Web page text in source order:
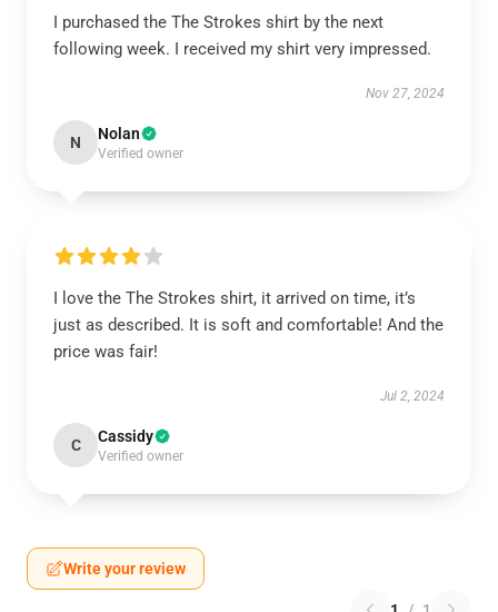
I purchased the The Strokes shirt by the next
following week. I received my shirt very impressed.
Nov 27, 2024
N Nolan
Verified owner
I love the The Strokes shirt, it arrived on time, it’s
just as described. It is soft and comfortable! And the
price was fair!
Jul 2, 2024
C Cassidy
Verified owner
Write your review